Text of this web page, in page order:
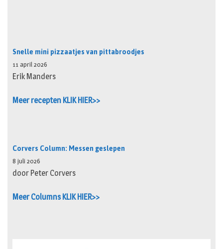
Snelle mini pizzaatjes van pittabroodjes
11 april 2026
Erik Manders
Meer recepten KLIK HIER>>
Corvers Column: Messen geslepen
8 juli 2026
door Peter Corvers
Meer Columns KLIK HIER>>